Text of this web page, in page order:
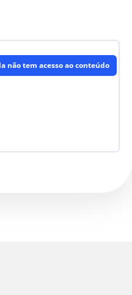
não tem acesso ao conteúdo